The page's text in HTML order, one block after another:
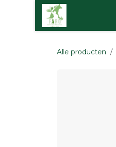
Overslaan naar inhoud
Alle producten